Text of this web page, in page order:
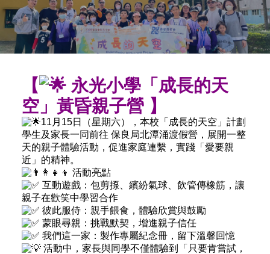
【
永光小學「成長的天
空」黃昏親子營 】
11月15日（星期六），本校「成長的天空」計劃
學生及家長一同前往 保良局北潭涌渡假營，展開一整
天的親子體驗活動，促進家庭連繫，實踐「愛要親
近」的精神。
活動亮點
互動遊戲：包剪揼、繽紛氣球、飲管傳橡筋，讓
親子在歡笑中學習合作
彼此服侍：親手餵食，體驗欣賞與鼓勵
蒙眼尋親：挑戰默契，增進親子信任
我們這一家：製作專屬紀念冊，留下溫馨回憶
活動中，家長與同學不僅體驗到「只要肯嘗試，